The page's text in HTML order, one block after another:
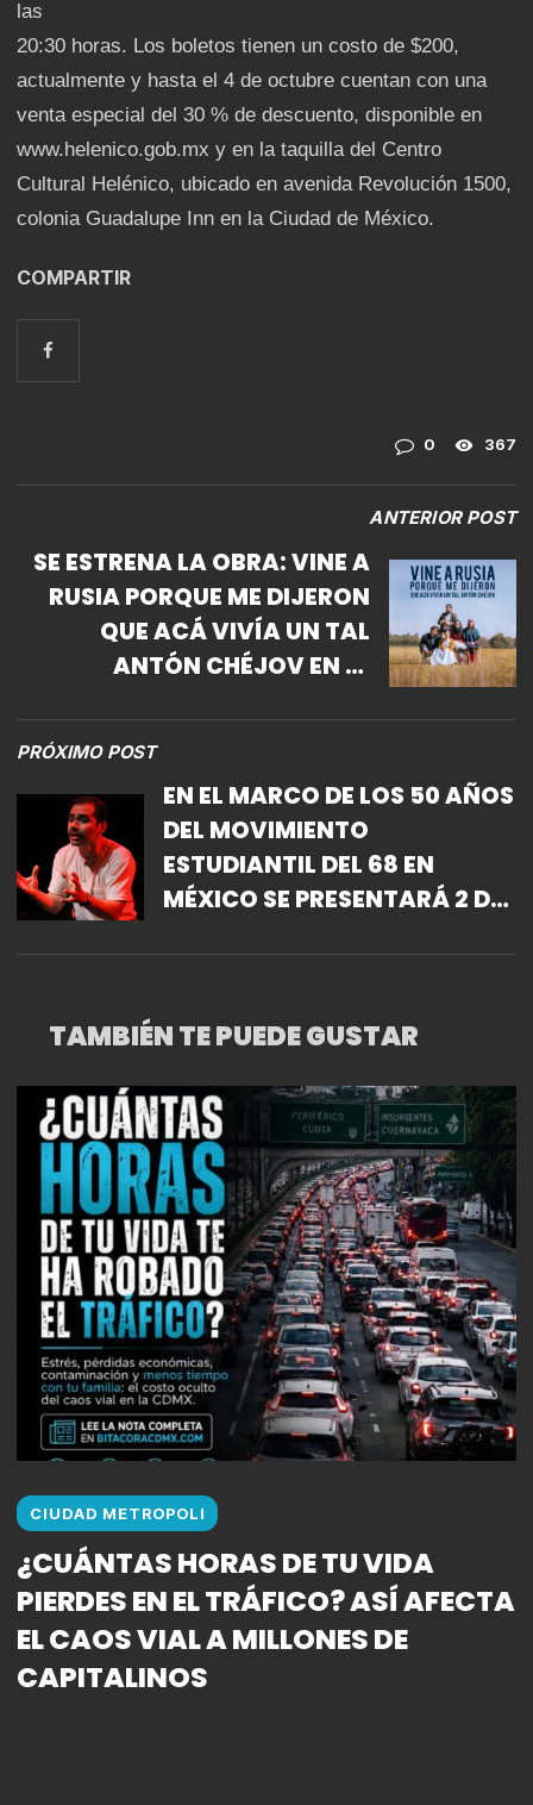
las
20:30 horas. Los boletos tienen un costo de $200,
actualmente y hasta el 4 de octubre cuentan con una
venta especial del 30 % de descuento, disponible en
www.helenico.gob.mx y en la taquilla del Centro
Cultural Helénico, ubicado en avenida Revolución 1500,
colonia Guadalupe Inn en la Ciudad de México.
COMPARTIR
0 367
ANTERIOR POST
SE ESTRENA LA OBRA: VINE A
RUSIA PORQUE ME DIJERON
QUE ACÁ VIVÍA UN TAL
ANTÓN CHÉJOV EN EL
PRÓXIMO POST
EN EL MARCO DE LOS 50 AÑOS
DEL MOVIMIENTO
ESTUDIANTIL DEL 68 EN
MÉXICO SE PRESENTARÁ 2 DE
TAMBIÉN TE PUEDE GUSTAR
CIUDAD METROPOLI
¿CUÁNTAS HORAS DE TU VIDA
PIERDES EN EL TRÁFICO? ASÍ AFECTA
EL CAOS VIAL A MILLONES DE
CAPITALINOS